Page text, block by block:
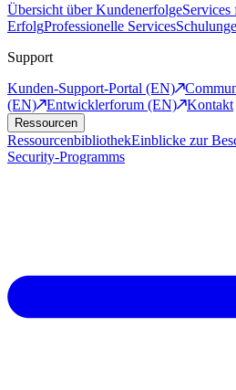
Übersicht über KundenerfolgeServices
ErfolgProfessionelle Services
Support
Kunden-Support-Portal (EN)
(EN)
Entwicklerforum (EN) Kontakt
Ressourcen
RessourcenbibliothekEinblicke zur
Security-Programms